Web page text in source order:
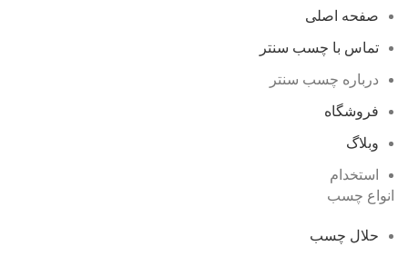
صفحه اصلی
تماس با چسب سنتر
درباره چسب سنتر
فروشگاه
وبلاگ
استخدام
انواع چسب
حلال چسب